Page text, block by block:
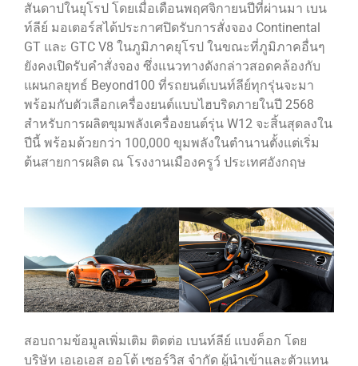
สันดาปในยุโรป โดยเมื่อเดือนพฤศจิกายนปีที่ผ่านมา เบน
ท์ลีย์ มอเตอร์สได้ประกาศปิดรับการสั่งจอง Continental
GT และ GTC V8 ในภูมิภาคยุโรป ในขณะที่ภูมิภาคอื่นๆ
ยังคงเปิดรับคำสั่งจอง ซึ่งแนวทางดังกล่าวสอดคล้องกับ
แผนกลยุทธ์ Beyond100 ที่รถยนต์เบนท์ลีย์ทุกรุ่นจะมา
พร้อมกับตัวเลือกเครื่องยนต์แบบไฮบริดภายในปี 2568
สำหรับการผลิตขุมพลังเครื่องยนต์รุ่น W12 จะสิ้นสุดลงใน
ปีนี้ พร้อมด้วยกว่า 100,000 ขุมพลังในตำนานตั้งแต่เริ่ม
ต้นสายการผลิต ณ โรงงานเมืองครูว์ ประเทศอังกฤษ
สอบถามข้อมูลเพิ่มเติม ติดต่อ เบนท์ลีย์ แบงค็อก โดย
บริษัท เอเอเอส ออโต้ เซอร์วิส จำกัด ผู้นำเข้าและตัวแทน